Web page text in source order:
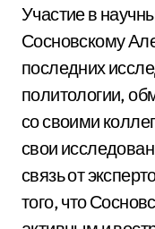
Участие в
Сосновскому
последних
политологии,
со своими
свои
связь от
того, что